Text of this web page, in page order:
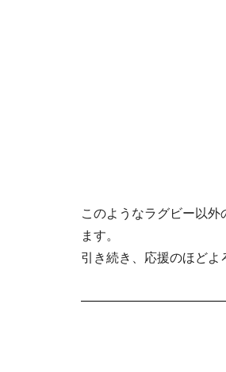
このようなラグビー以
ます。
引き続き、応援のほどよ